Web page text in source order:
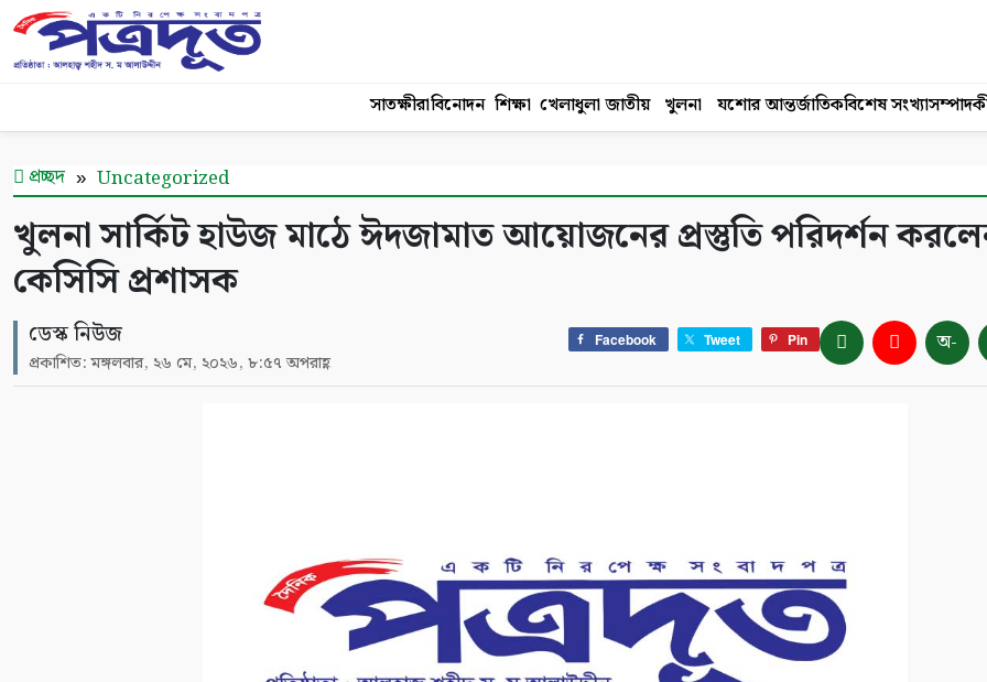
সাতক্ষীরাবিনোদন শিক্ষা খেলাধুলা জাতীয় খুলনা যশোর আন্তর্জাতিকবিশেষ সংখ্যা
প্রচ্ছদ Uncategorized
খুলনা সার্কিট হাউজ মাঠে ঈদজামাত আয়োজনের প্রস্তুতি পরিদর্শন
কেসিসি প্রশাসক
ডেস্ক নিউজ
প্রকাশিত: মঙ্গলবার, ২৬ মে, ২০২৬, ৮:৫৭ অপরাহ্ণ
Facebook Tweet Pin অ-